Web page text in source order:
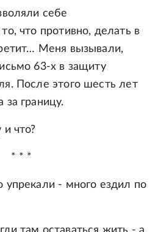
себе
что противно, делать в
Меня вызывали,
63-х в защиту
После этого шесть лет
за границу.
что?
* * *
упрекали - много ездил по